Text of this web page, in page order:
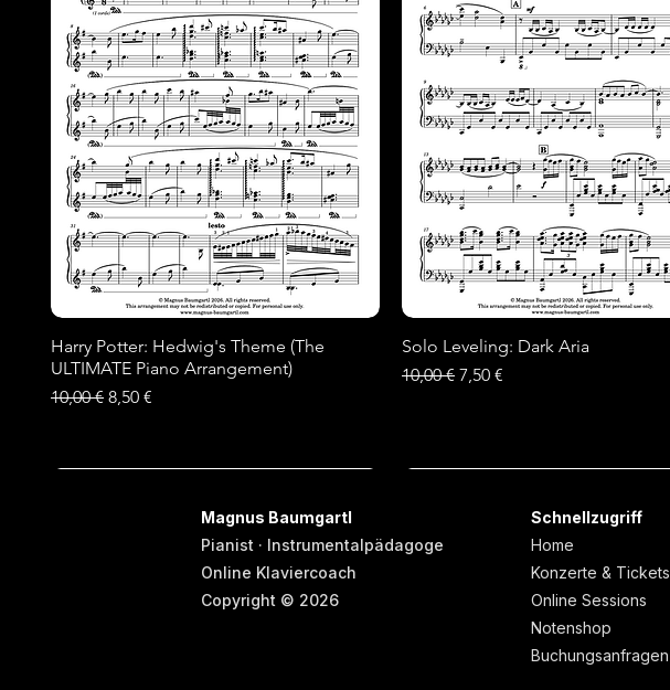
Schnellansicht
Harry Potter: Hedwig's Theme (The
ULTIMATE Piano Arrangement)
Standardpreis
10,00 € Sale-Preis
8,50 €
Schnellansicht
Solo Leveling: Dark Aria
Standardpreis
10,00 € Sale-Preis
7,50 €
Magnus Baumgartl
Pianist · Instrumentalpädagoge
Online Klaviercoach
Copyright © 2026
Schnellzugriff
Home
Konzerte & Tickets
Online Sessions
Notenshop
Buchungsanfragen